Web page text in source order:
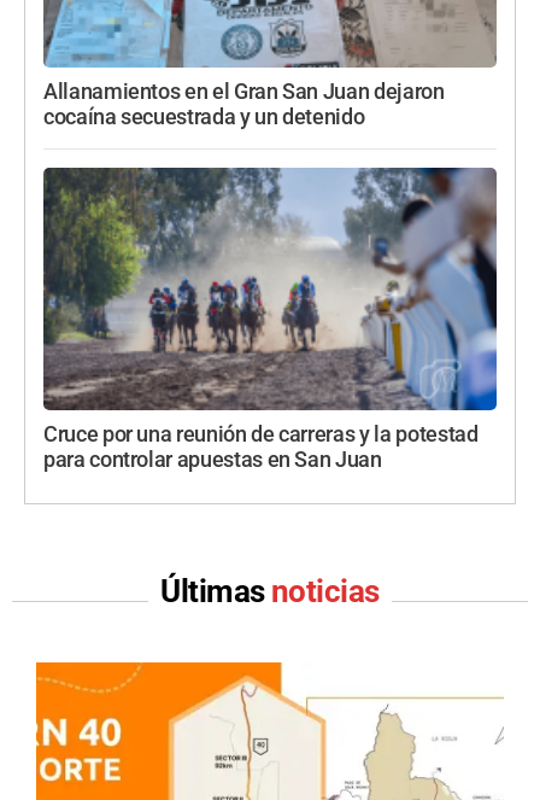
Allanamientos en el Gran San Juan dejaron
cocaína secuestrada y un detenido
Cruce por una reunión de carreras y la potestad
para controlar apuestas en San Juan
Últimas noticias